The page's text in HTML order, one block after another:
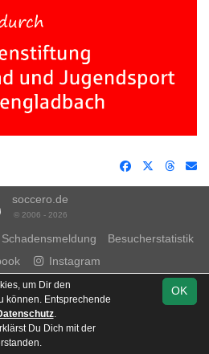
Team
soccero.de
© 2006 - 2026
Schadensmeldung
Besucherstatistik
Instagram
OK
um Dir den
können. Entsprechende
.
Du Dich mit der